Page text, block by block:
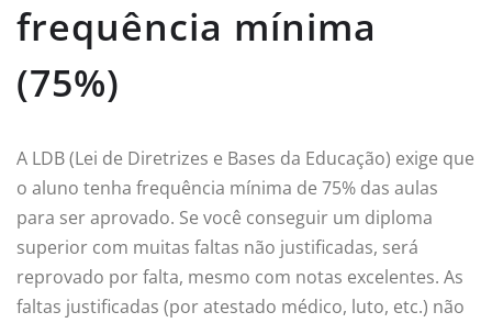
frequência mínima
(75%)
A LDB (Lei de Diretrizes e Bases da Educação) exige que
o aluno tenha frequência mínima de 75% das aulas
para ser aprovado. Se você conseguir um diploma
superior com muitas faltas não justificadas, será
reprovado por falta, mesmo com notas excelentes. As
faltas justificadas (por atestado médico, luto, etc.) não